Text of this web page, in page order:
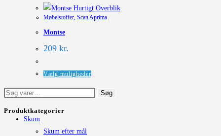
har
flere
vælges
varesiden
Hurtigt Overblik
Møbelstoffer, Scan Aprima
Montse
209 kr.
Vælg muligheder
har
Søg
Søg
Produktkategorier
Skum
Skum efter mål